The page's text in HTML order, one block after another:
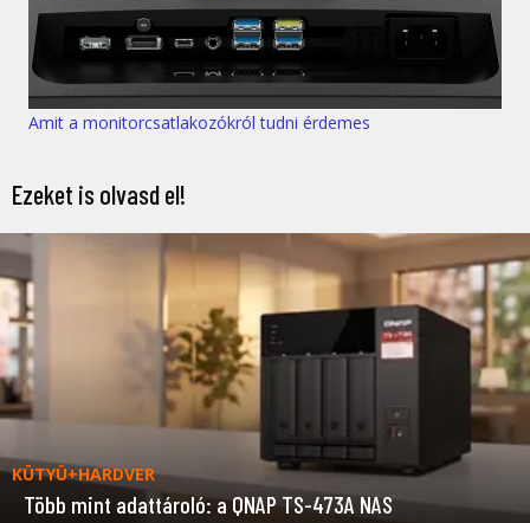
Amit a monitorcsatlakozókról tudni érdemes
Ezeket is olvasd el!
KÜTYÜ+HARDVER
Több mint adattároló: a QNAP TS-473A NAS